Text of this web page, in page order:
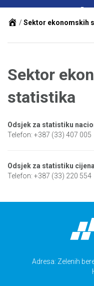
/ Sektor ekonomskih
Sektor
statistika
Odsjek za statistiku
Telefon: +387 (33) 407 005
Odsjek za statistiku cijena
Telefon: +387 (33) 220 554
Adresa: Zelenih